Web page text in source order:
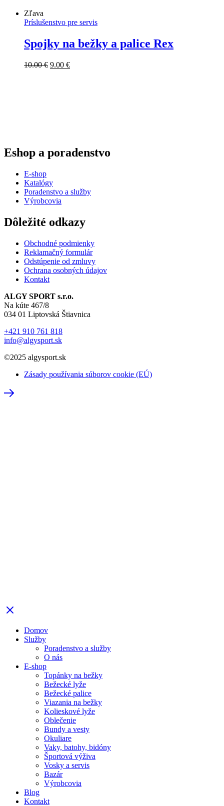
Zľava
Príslušenstvo pre servis
Spojky na bežky a palice Rex
10.00€ Pôvodná
9.00 €Aktuálna
Eshop a poradenstvo
E-shop
Katalógy
Poradenstvo a služby
Výrobcovia
Dôležité odkazy
Obchodné podmienky
Reklamačný formulár
Odstúpenie od zmluvy
Ochrana osobných údajov
Kontakt
ALGY SPORT s.r.o.
Na kúte 467/8
034 01 Liptovská Štiavnica
+421 910 761 818
info@algysport.sk
©2025 algysport.sk
Zásady používania súborov cookie (EÚ)
Domov
Služby
Poradenstvo a služby
O nás
E-shop
Topánky na bežky
Bežecké lyže
Bežecké palice
Viazania na bežky
Kolieskové lyže
Oblečenie
Bundy a vesty
Okuliare
Vaky, batohy, bidóny
Športová výživa
Vosky a servis
Bazár
Výrobcovia
Blog
Kontakt